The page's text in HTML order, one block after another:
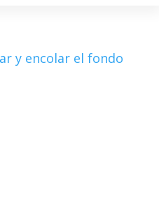
y encolar el fondo